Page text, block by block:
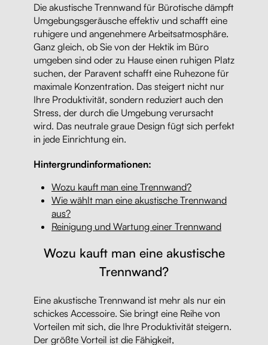
Die akustische Trennwand für Bürotische dämpft
Umgebungsgeräusche effektiv und schafft eine
ruhigere und angenehmere Arbeitsatmosphäre.
Ganz gleich, ob Sie von der Hektik im Büro
umgeben sind oder zu Hause einen ruhigen Platz
suchen, der Paravent schafft eine Ruhezone für
maximale Konzentration. Das steigert nicht nur
Ihre Produktivität, sondern reduziert auch den
Stress, der durch die Umgebung verursacht
wird. Das neutrale graue Design fügt sich perfekt
in jede Einrichtung ein.
Hintergrundinformationen:
Wozu kauft man eine Trennwand?
Wie wählt man eine akustische Trennwand
aus?
Reinigung und Wartung einer Trennwand
Wozu kauft man eine akustische
Trennwand?
Eine akustische Trennwand ist mehr als nur ein
schickes Accessoire. Sie bringt eine Reihe von
Vorteilen mit sich, die Ihre Produktivität steigern.
Der größte Vorteil ist die Fähigkeit,